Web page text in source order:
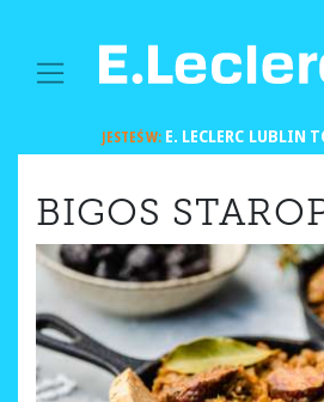
MAIN NAVIGATION
JESTEŚ W: E. LECLERC LUBLIN
BIGOS